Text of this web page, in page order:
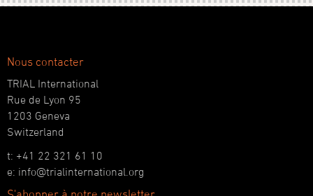
Nous contacter
TRIAL International
Rue de Lyon 95
1203 Geneva
Switzerland
t: +41 22 321 61 10
e: info@trialinternational.org